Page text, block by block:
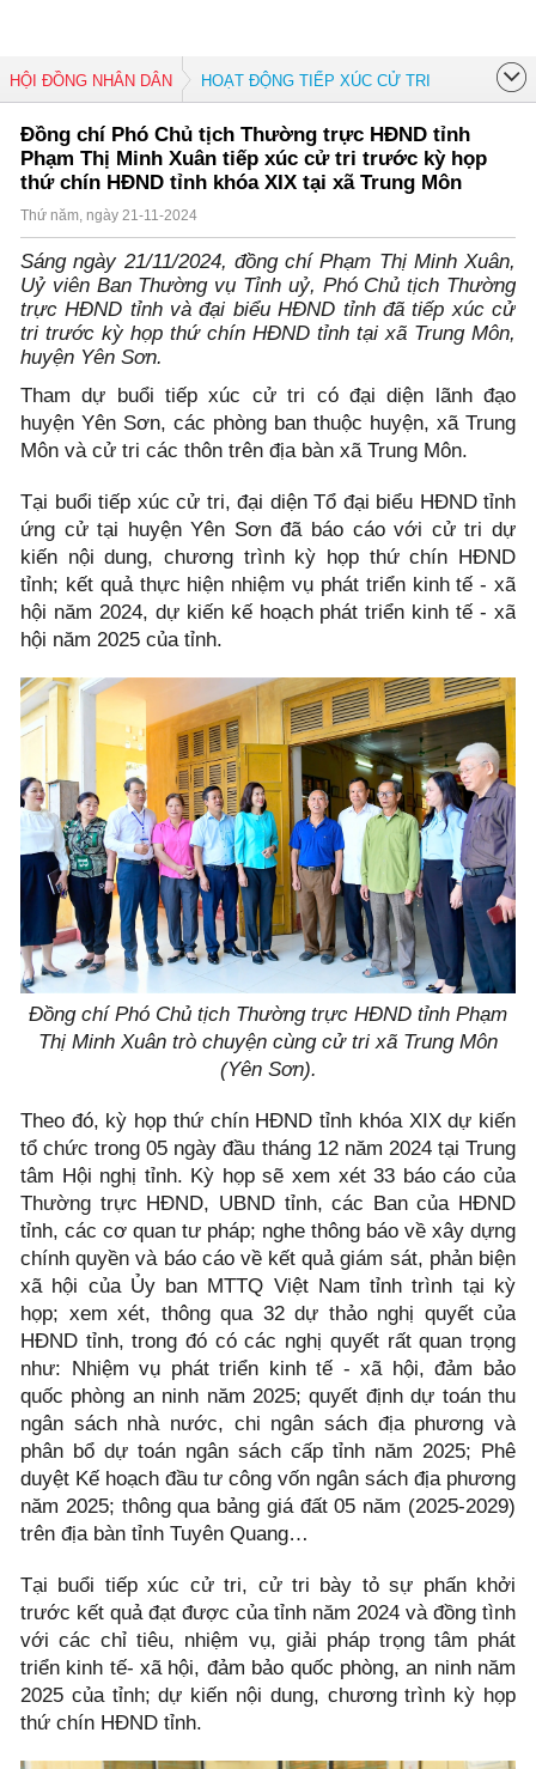
HỘI ĐỒNG NHÂN DÂN HOẠT ĐỘNG TIẾP XÚC CỬ TRI
Đồng chí Phó Chủ tịch Thường trực HĐND tỉnh
Phạm Thị Minh Xuân tiếp xúc cử tri trước kỳ họp
thứ chín HĐND tỉnh khóa XIX tại xã Trung Môn
Thứ năm, ngày 21-11-2024
Sáng ngày 21/11/2024, đồng chí Phạm Thị Minh Xuân,
Uỷ viên Ban Thường vụ Tỉnh uỷ, Phó Chủ tịch Thường
trực HĐND tỉnh và đại biểu HĐND tỉnh đã tiếp xúc cử
tri trước kỳ họp thứ chín HĐND tỉnh tại xã Trung Môn,
huyện Yên Sơn.
Tham dự buổi tiếp xúc cử tri có đại diện lãnh đạo
huyện Yên Sơn, các phòng ban thuộc huyện, xã Trung
Môn và cử tri các thôn trên địa bàn xã Trung Môn.
Tại buổi tiếp xúc cử tri, đại diện Tổ đại biểu HĐND tỉnh
ứng cử tại huyện Yên Sơn đã báo cáo với cử tri dự
kiến nội dung, chương trình kỳ họp thứ chín HĐND
tỉnh; kết quả thực hiện nhiệm vụ phát triển kinh tế - xã
hội năm 2024, dự kiến kế hoạch phát triển kinh tế - xã
hội năm 2025 của tỉnh.
Đồng chí Phó Chủ tịch Thường trực HĐND tỉnh Phạm
Thị Minh Xuân trò chuyện cùng cử tri xã Trung Môn
(Yên Sơn).
Theo đó, kỳ họp thứ chín HĐND tỉnh khóa XIX dự kiến
tổ chức trong 05 ngày đầu tháng 12 năm 2024 tại Trung
tâm Hội nghị tỉnh. Kỳ họp sẽ xem xét 33 báo cáo của
Thường trực HĐND, UBND tỉnh, các Ban của HĐND
tỉnh, các cơ quan tư pháp; nghe thông báo về xây dựng
chính quyền và báo cáo về kết quả giám sát, phản biện
xã hội của Ủy ban MTTQ Việt Nam tỉnh trình tại kỳ
họp; xem xét, thông qua 32 dự thảo nghị quyết của
HĐND tỉnh, trong đó có các nghị quyết rất quan trọng
như: Nhiệm vụ phát triển kinh tế - xã hội, đảm bảo
quốc phòng an ninh năm 2025; quyết định dự toán thu
ngân sách nhà nước, chi ngân sách địa phương và
phân bổ dự toán ngân sách cấp tỉnh năm 2025; Phê
duyệt Kế hoạch đầu tư công vốn ngân sách địa phương
năm 2025; thông qua bảng giá đất 05 năm (2025-2029)
trên địa bàn tỉnh Tuyên Quang…
Tại buổi tiếp xúc cử tri, cử tri bày tỏ sự phấn khởi
trước kết quả đạt được của tỉnh năm 2024 và đồng tình
với các chỉ tiêu, nhiệm vụ, giải pháp trọng tâm phát
triển kinh tế- xã hội, đảm bảo quốc phòng, an ninh năm
2025 của tỉnh; dự kiến nội dung, chương trình kỳ họp
thứ chín HĐND tỉnh.